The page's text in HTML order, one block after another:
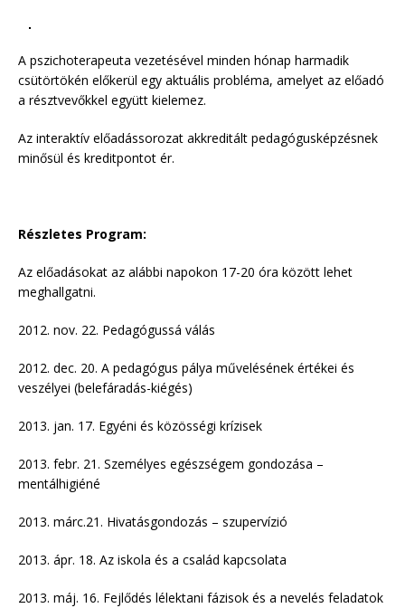
A pszichoterapeuta vezetésével minden hónap harmadik
csütörtökén előkerül egy aktuális probléma, amelyet az előadó
a résztvevőkkel együtt kielemez.
Az interaktív előadássorozat akkreditált pedagógusképzésnek
minősül és kreditpontot ér.
Részletes Program:
Az előadásokat az alábbi napokon 17-20 óra között lehet
meghallgatni.
2012. nov. 22. Pedagógussá válás
2012. dec. 20. A pedagógus pálya művelésének értékei és
veszélyei (belefáradás-kiégés)
2013. jan. 17. Egyéni és közösségi krízisek
2013. febr. 21. Személyes egészségem gondozása –
mentálhigiéné
2013. márc.21. Hivatásgondozás – szupervízió
2013. ápr. 18. Az iskola és a család kapcsolata
2013. máj. 16. Fejlődés lélektani fázisok és a nevelés feladatok